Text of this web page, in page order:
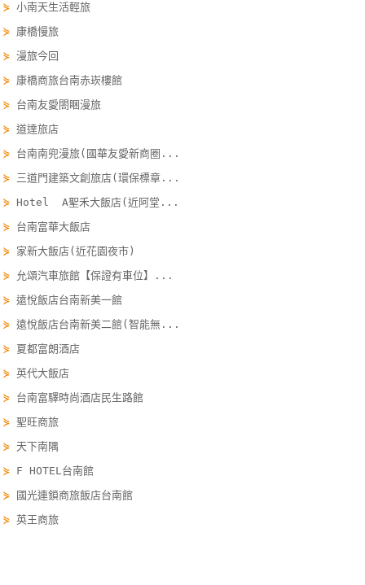
服
務
顧
客
滿
度
訂
管
理
會
員
帳
戶
客
服
聯
單
⋟小南天生活輕旅
⋟ 康橋慢旅
⋟漫旅今回
⋟ 康橋商旅台南赤崁樓館
⋟ 台南友愛閤睏漫旅
⋟道達旅店
⋟ 台南南兜漫旅(國華友愛新商圈...
⋟ 三道門建築文創旅店(環保標章...
⋟ Hotel A聖禾大飯店(近阿堂...
⋟ 台南富華大飯店
⋟ 家新大飯店(近花園夜市)
⋟ 允頌汽車旅館【保證有車位】...
⋟遠悅飯店台南新美一館
⋟遠悅飯店台南新美二館(智能無...
⋟ 夏都富朗酒店
⋟英代大飯店
⋟ 台南富驛時尚酒店民生路館
⋟聖旺商旅
⋟天下南隅
⋟ F HOTEL台南館
⋟
國光連鎖商旅飯店台南館
⋟英王商旅